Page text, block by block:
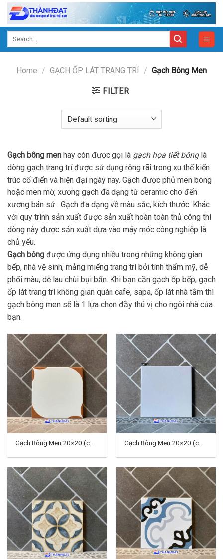
Skip
content
Home / GẠCH ỐP LÁT TRANG TRÍ / Gạch Bông Men
FILTER
Gạch bông men hay còn được gọi là gạch họa tiết bônglà
dòng gạch trang trí được sử dụng rộng rãi trong xu thế kiến
trúc cổ điển và hiện đại ngày nay. Gạch được phủ men bóng
hoặc men mờ, xương gạch đa dạng từ ceramic cho đến
xương bán sứ. Gạch đa dạng về màu sắc, kích thước. Khác
với quy trình sản xuất được sản xuất hoàn toàn thủ công thì
dòng này được sản xuất dựa vào máy móc công nghiệp là
chủ yếu.
Gạch bông được ứng dụng nhiều trong những không gian
bếp, nhà vệ sinh, mảng miếng trang trí bởi tính thẩm mỹ, dễ
phối màu, dễ lau chùi bụi bẩn. Khi bạn cần gạch ốp bếp, gạch
ốp lát trang trí không gian quán cafe, sapa, ốp lát nhà tắm thì
gạch bông men sẽ là 1 lựa chọn đầy thú vị cho ngôi nhà của
bạn.
Gạch Bông Men 20×20 (cm)
Gạch Bông Men 20×20 (cm)